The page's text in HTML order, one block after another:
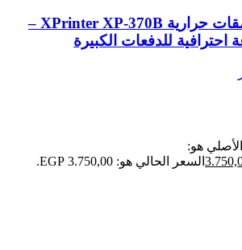
طابعة باركود وملصقات حرارية XPrinter XP-370B –
للدفعات الكبيرة
هو:
السعر الحالي هو: 3.750,00 EGP.